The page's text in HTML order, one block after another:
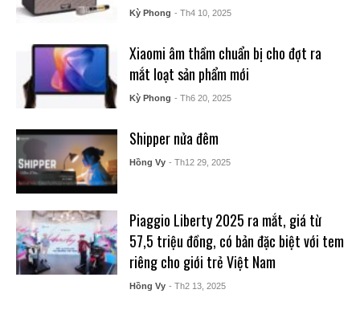
Kỳ Phong - Th4 10, 2025
Xiaomi âm thầm chuẩn bị cho đợt ra
mắt loạt sản phẩm mới
Kỳ Phong - Th6 20, 2025
Shipper nửa đêm
Hồng Vy - Th12 29, 2025
Piaggio Liberty 2025 ra mắt, giá từ
57,5 triệu đồng, có bản đặc biệt với tem
riêng cho giới trẻ Việt Nam
Hồng Vy - Th2 13, 2025